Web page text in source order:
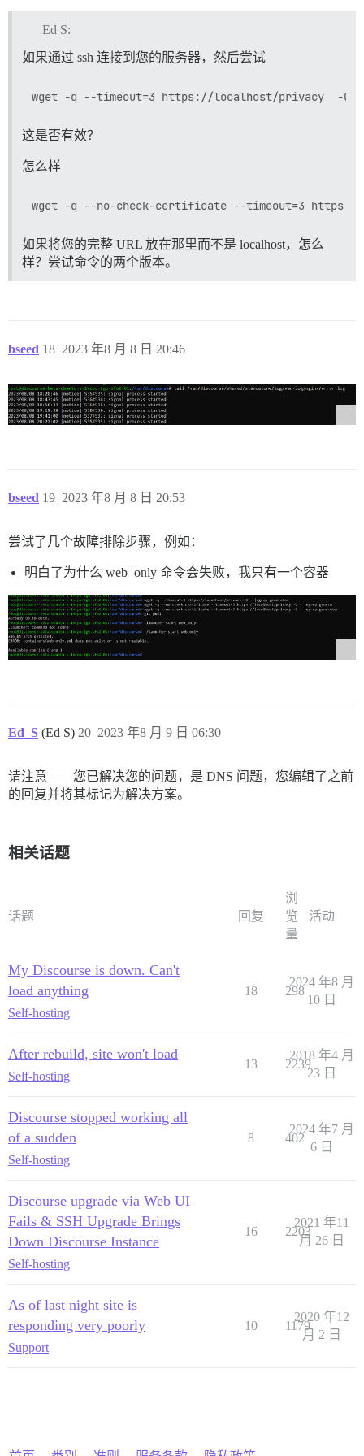
Ed S:
如果通过 ssh 连接到您的服务器，然后尝试
这是否有效？
怎么样
如果将您的完整 URL 放在那里而不是 localhost，怎么
样？尝试命令的两个版本。
bseed 2023 年8 月 8 日 20:46
18
bseed 2023 年8 月 8 日 20:53
19
尝试了几个故障排除步骤，例如：
明白了为什么 web_only 命令会失败，我只有一个容器
Ed_S (Ed S) 2023 年8 月 9 日 06:30
20
请注意——您已解决您的问题，是 DNS 问题，您编辑了之前
的回复并将其标记为解决方案。
相关话题
话题 回复
浏
览
量
活动
My Discourse is down. Can't
load anything
Self-hosting
18 298
2024 年8 月
10 日
After rebuild, site won't load
Self-hosting
13 2239
2018 年4 月
23 日
Discourse stopped working all
of a sudden
Self-hosting
8 402
2024 年7 月
6 日
Discourse upgrade via Web UI
Fails & SSH Upgrade Brings
Down Discourse Instance
Self-hosting
16 2203
2021 年11
月 26 日
As of last night site is
responding very poorly
Support
10 1179
2020 年12
月 2 日